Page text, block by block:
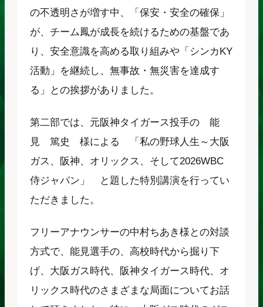
の不透明さが増す中、「保安・安全の確保」
が、チーム鳳が成長を続けるための基盤であ
り、安全意識を高める取り組みや「シンカKY
活動」を継続し、無事故・無災害を達成す
る」との挨拶がありました。
第二部では、元阪神タイガース投手の 能
見 篤史 様による 「私の野球人生～大阪
ガス、阪神、オリックス、そして2026WBC
侍ジャパン」 と題した特別講演を行ってい
ただきました。
フリーアナウンサーの中村ちあき様との対談
方式で、能見選手の、高校時代から掘り下
げ、大阪ガス時代、阪神タイガース時代、オ
リックス時代のさまざまな局面についてお話